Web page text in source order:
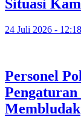
Situasi
24 Juli 2026 -
Personel
Membludak